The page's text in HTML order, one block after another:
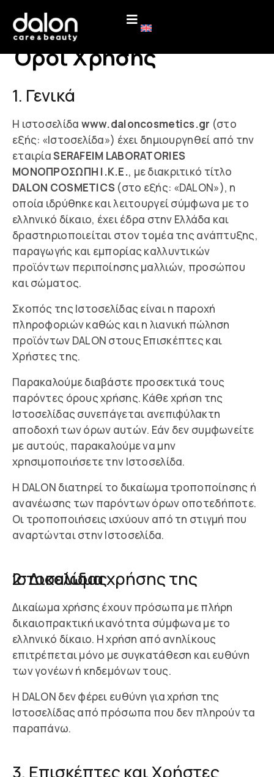
Όροι Χρήσης
1. Γενικά
Η ιστοσελίδα www.daloncosmetics.gr (στο
εξής: «Ιστοσελίδα») έχει δημιουργηθεί από την
εταιρίαSERAFEIM LABORATORIES
ΜΟΝΟΠΡΟΣΩΠΗ Ι.Κ.Ε., με διακριτικό τίτλο
DALON COSMETICS (στο εξής: «DALON»), η
οποία ιδρύθηκε και λειτουργεί σύμφωνα με το
ελληνικό δίκαιο, έχει έδρα στην Ελλάδα και
δραστηριοποιείται στον τομέα της ανάπτυξης,
παραγωγής και εμπορίας καλλυντικών
προϊόντων περιποίησης μαλλιών, προσώπου
και σώματος.
Σκοπός της Ιστοσελίδας είναι η παροχή
πληροφοριών καθώς και η λιανική πώληση
προϊόντων DALON στους Επισκέπτες και
Χρήστες της.
Παρακαλούμε διαβάστε προσεκτικά τους
παρόντες όρους χρήσης. Κάθε χρήση της
Ιστοσελίδας συνεπάγεται ανεπιφύλακτη
αποδοχή των όρων αυτών. Εάν δεν συμφωνείτε
με αυτούς, παρακαλούμε να μην
χρησιμοποιήσετε την Ιστοσελίδα.
Η DALON διατηρεί το δικαίωμα τροποποίησης ή
ανανέωσης των παρόντων όρων οποτεδήποτε.
Οι τροποποιήσεις ισχύουν από τη στιγμή που
αναρτώνται στην Ιστοσελίδα.
2. Δικαίωμα χρήσης της Ιστοσελίδας
Δικαίωμα χρήσης έχουν πρόσωπα με πλήρη
δικαιοπρακτική ικανότητα σύμφωνα με το
ελληνικό δίκαιο. Η χρήση από ανηλίκους
επιτρέπεται μόνο με συγκατάθεση και ευθύνη
των γονέων ή κηδεμόνων τους.
Η DALON δεν φέρει ευθύνη για χρήση της
Ιστοσελίδας από πρόσωπα που δεν πληρούν τα
παραπάνω.
3. Επισκέπτες και Χρήστες